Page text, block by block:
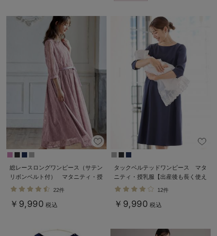
総レースロングワンピース（サテン
リボンベルト付） マタニティ・授
乳服【出産後も長く使える】
22件
￥9,990 税込
タックベルテッドワンピース マタ
ニティ・授乳服【出産後も長く使え
る】
12件
￥9,990 税込